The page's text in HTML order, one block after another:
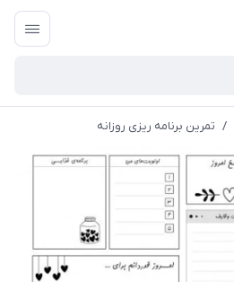
/ تمرین برنامه ریزی روزانه